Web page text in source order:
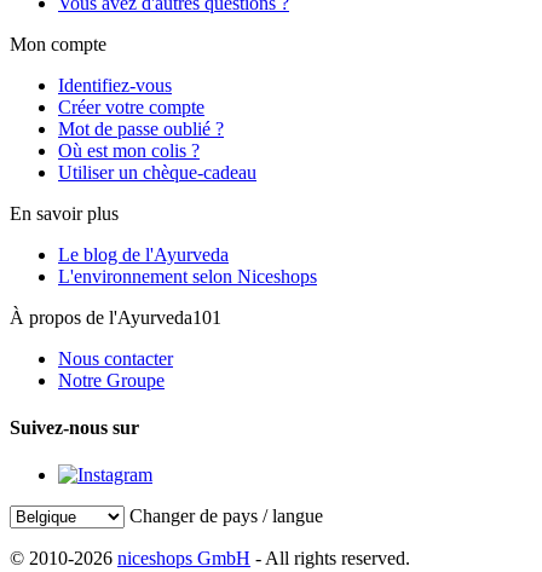
Mon compte
Identifiez-vous
Créer votre compte
Mot de passe oublié ?
Où est mon colis ?
Utiliser un chèque-cadeau
En savoir plus
Le blog de l'Ayurveda
L'environnement selon Niceshops
À propos de l'Ayurveda101
Nous contacter
Notre Groupe
Suivez-nous sur
Changer de pays / langue
© 2010-2026 niceshops GmbH - All rights reserved.